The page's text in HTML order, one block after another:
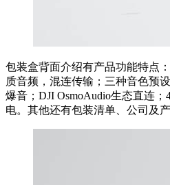
包装盒背面介绍有产品功能特点
质音频，混连传输；三种音色预
爆音；DJI OsmoAudio生态直连
电。其他还有包装清单、公司及